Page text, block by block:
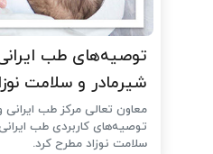
توصیه‌های طب
شیرمادر و سلامت
معاون تعالی مرکز طب
توصیه‌های کاربردی طب
سلامت نوزاد مطرح کرد.